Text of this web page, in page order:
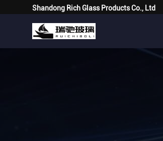
Shandong Rich Glass Products Co., Ltd